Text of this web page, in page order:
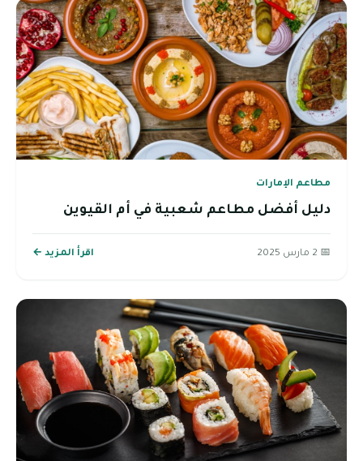
مطاعم الإمارات
دليل أفضل مطاعم شعبية في أم القيوين
📅 2 مارس 2025 اقرأ المزيد ←